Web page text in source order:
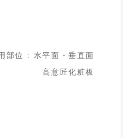
部位 : 水平面・垂直面
高意匠化粧板